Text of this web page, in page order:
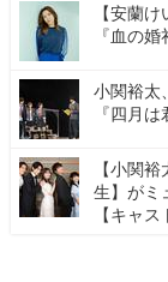
【安蘭
『血の
小関裕太
『四月
【小関
生】がミ
【キャス